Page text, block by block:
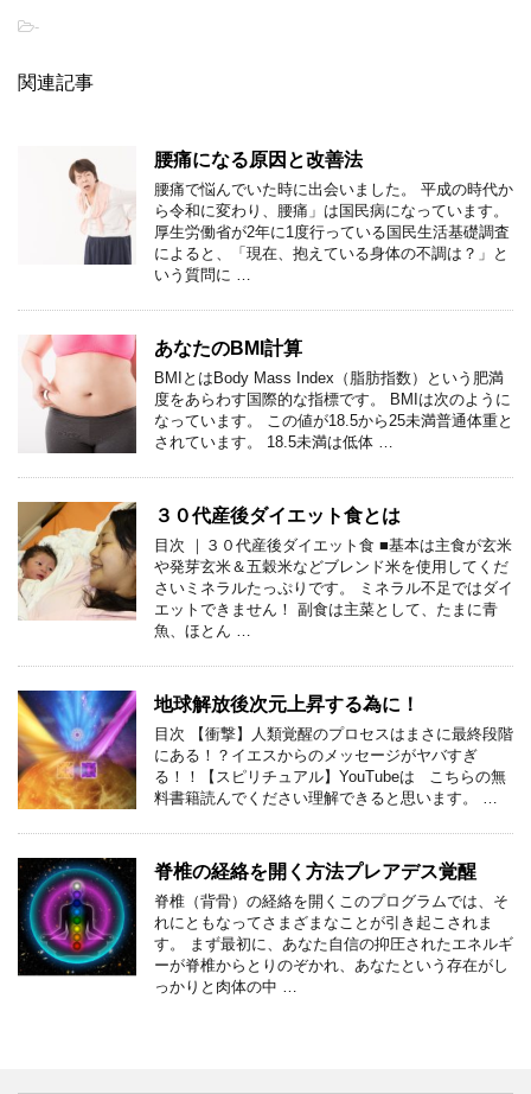
-
関連記事
腰痛になる原因と改善法
腰痛で悩んでいた時に出会いました。 平成の時代か
ら令和に変わり、腰痛」は国民病になっています。
厚生労働省が2年に1度行っている国民生活基礎調査
によると、「現在、抱えている身体の不調は？」と
いう質問に …
あなたのBMI計算
BMIとはBody Mass Index（脂肪指数）という肥満
度をあらわす国際的な指標です。 BMIは次のように
なっています。 この値が18.5から25未満普通体重と
されています。 18.5未満は低体 …
３０代産後ダイエット食とは
目次 ｜３０代産後ダイエット食 ■基本は主食が玄米
や発芽玄米＆五穀米などブレンド米を使用してくだ
さいミネラルたっぷりです。 ミネラル不足ではダイ
エットできません！ 副食は主菜として、たまに青
魚、ほとん …
地球解放後次元上昇する為に！
目次 【衝撃】人類覚醒のプロセスはまさに最終段階
にある！？イエスからのメッセージがヤバすぎ
る！！【スピリチュアル】YouTubeは こちらの無
料書籍読んでください理解できると思います。 …
脊椎の経絡を開く方法プレアデス覚醒
脊椎（背骨）の経絡を開くこのプログラムでは、そ
れにともなってさまざまなことが引き起こされま
す。 まず最初に、あなた自信の抑圧されたエネルギ
ーが脊椎からとりのぞかれ、あなたという存在がし
っかりと肉体の中 …